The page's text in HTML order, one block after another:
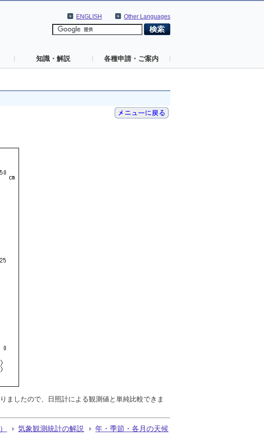
Other Languages
ENGLISH
知識・解説 各種申請・ご案内
ましたので、日照計による観測値と単純比較できま
気象観測統計の解説 年・季節・各月の天候